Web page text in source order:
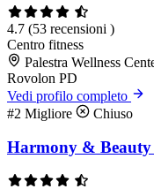
4.7 (53 recensioni )
Centro fitness
Palestra Wellness
Rovolon PD
Vedi profilo completo
#2 Migliore Chiuso
Harmony & Beauty